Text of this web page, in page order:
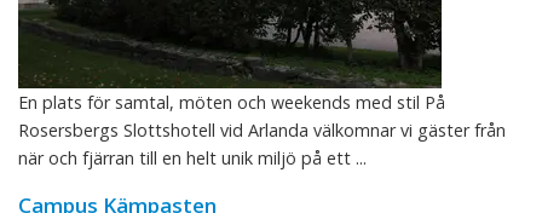
En plats för samtal, möten och weekends med stil På
Rosersbergs Slottshotell vid Arlanda välkomnar vi gäster från
när och fjärran till en helt unik miljö på ett ...
Campus Kämpasten